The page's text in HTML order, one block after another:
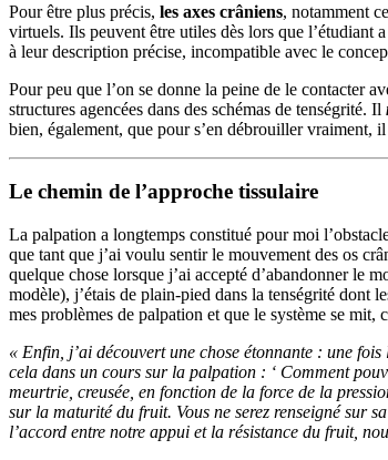
Pour être plus précis, les axes crâniens, notamment
virtuels. Ils peuvent être utiles dès lors que l’étudiant
à leur description précise, incompatible avec le
Pour peu que l’on se donne la peine de le contacter
structures agencées dans des schémas de tenségrité. Il
bien, également, que pour s’en débrouiller vraiment,
Le chemin de l’approche tissulaire
La palpation a longtemps constitué pour moi
que tant que j’ai voulu sentir le mouvement des os
quelque chose lorsque j’ai accepté d’abandonner le
modèle), j’étais de plain-pied dans la tenségrité dont
mes problèmes de palpation et que le système se
« Enfin, j’ai découvert une chose étonnante : une
cela dans un cours sur la palpation : ‘ Comment
meurtrie, creusée, en fonction de la force de la
sur la maturité du fruit. Vous ne serez renseigné sur
l’accord entre notre appui et la résistance du fruit,